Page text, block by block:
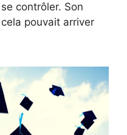
contrôler. Son
pouvait arriver